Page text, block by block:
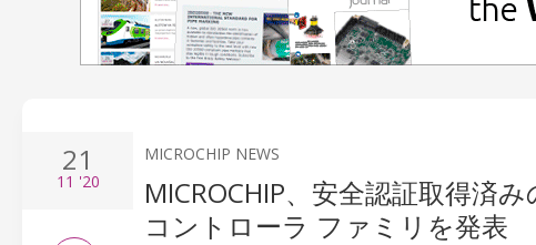
21
11 '20
MICROCHIP NEWS
MICROCHIP、安全認証取得済
コントローラ ファミリを発表